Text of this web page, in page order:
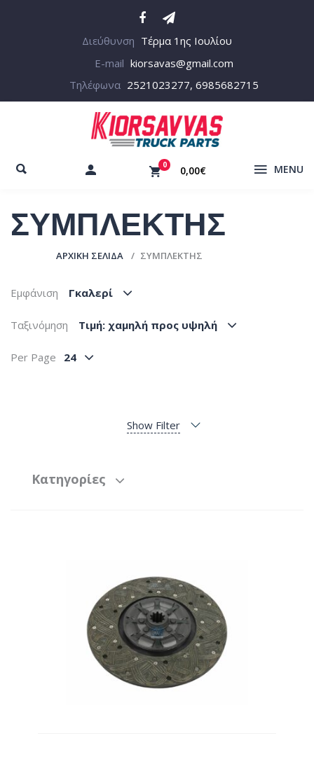
Διεύθυνση Τέρμα 1ης Ιουλίου
E-mail kiorsavas@gmail.com
Τηλέφωνα 2521023277, 6985682715
0 0,00€ MENU
ΣΥΜΠΛΕΚΤΗΣ
ΑΡΧΙΚΉ ΣΕΛΊΔΑ ΣΥΜΠΛΕΚΤΗΣ
Εμφάνιση Γκαλερί
Ταξινόμηση Tιμή: χαμηλή προς υψηλή
Per Page 24
Show Filter
Κατηγορίες